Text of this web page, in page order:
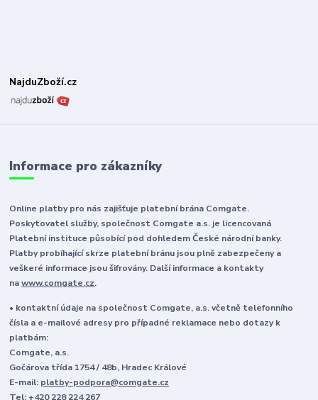
NajduZboží.cz
Informace pro zákazníky
Online platby pro nás zajišťuje platební brána Comgate.
Poskytovatel služby, společnost Comgate a.s. je licencovaná
Platební instituce působící pod dohledem České národní banky.
Platby probíhající skrze platební bránu jsou plně zabezpečeny a
veškeré informace jsou šifrovány. Další informace a kontakty
nawww.comgate.cz.
• kontaktní údaje na společnost Comgate, a.s. včetně telefonního
čísla a e-mailové adresy pro případné reklamace nebo dotazy k
platbám:
Comgate, a.s.
Gočárova třída 1754 / 48b, Hradec Králové
E-mail: platby-podpora@comgate.cz
Tel: +420 228 224 267